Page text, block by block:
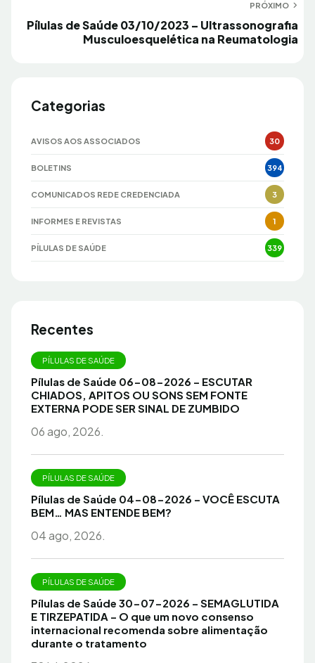
PRÓXIMO
Próximo
Pílulas de Saúde 03/10/2023 – Ultrassonografia
Musculoesquelética na Reumatologia
Categorias
AVISOS AOS ASSOCIADOS 30
BOLETINS 394
COMUNICADOS REDE CREDENCIADA 3
INFORMES E REVISTAS 1
PÍLULAS DE SAÚDE 339
Recentes
PÍLULAS DE SAÚDE
Pílulas de Saúde 06-08-2026 – ESCUTAR
CHIADOS, APITOS OU SONS SEM FONTE
EXTERNA PODE SER SINAL DE ZUMBIDO
06 ago, 2026.
PÍLULAS DE SAÚDE
Pílulas de Saúde 04-08-2026 – VOCÊ ESCUTA
BEM… MAS ENTENDE BEM?
04 ago, 2026.
PÍLULAS DE SAÚDE
Pílulas de Saúde 30-07-2026 – SEMAGLUTIDA
E TIRZEPATIDA – O que um novo consenso
internacional recomenda sobre alimentação
durante o tratamento